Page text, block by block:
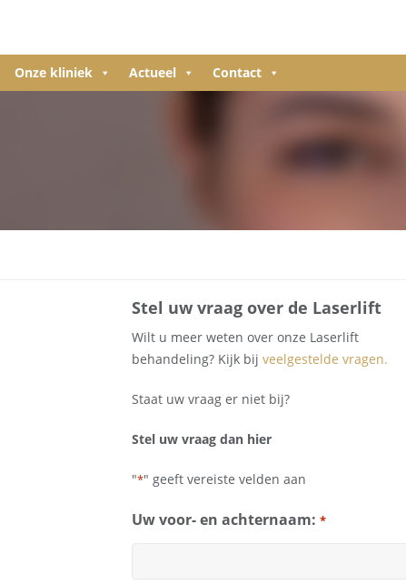
Onze kliniek Actueel Contact
Stel uw vraag over de Laserlift
Wilt u meer weten over onze Laserlift
behandeling? Kijk bijveelgestelde vragen.
Staat uw vraag er niet bij?
Stel uw vraag dan hier
"*" geeft vereiste velden aan
Uw voor- en achternaam: *